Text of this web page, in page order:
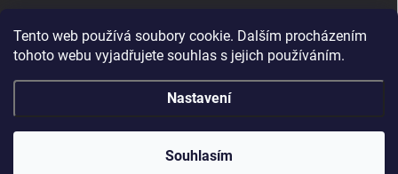
Tento web používá soubory cookie. Dalším procházením
tohoto webu vyjadřujete souhlas s jejich používáním.
Nastavení
Souhlasím
Zboží.cz Heureka.cz Sedupa Nejlepší seno.cz
Zandup . Všechna práva vyhrazena.